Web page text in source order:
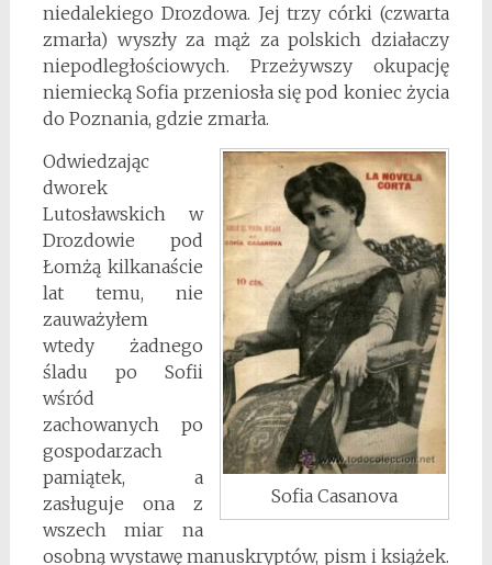
niedalekiego Drozdowa. Jej trzy córki (czwarta
zmarła) wyszły za mąż za polskich działaczy
niepodległościowych. Przeżywszy okupację
niemiecką Sofia przeniosła się pod koniec życia
do Poznania, gdzie zmarła.
Sofia Casanova
Odwiedzając
dworek
Lutosławskich w
Drozdowie pod
Łomżą kilkanaście
lat temu, nie
zauważyłem
wtedy żadnego
śladu po Sofii
wśród
zachowanych po
gospodarzach
pamiątek, a
zasługuje ona z
wszech miar na
osobną wystawę manuskryptów, pism i książek.